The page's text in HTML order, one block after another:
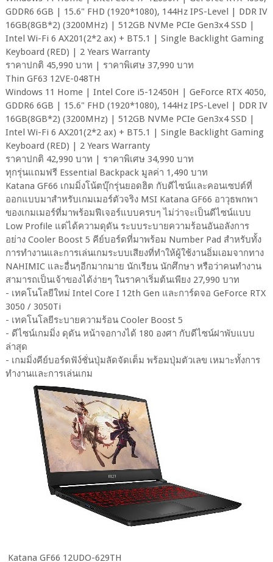
GDDR6 6GB | 15.6" FHD (1920*1080), 144Hz IPS-Level | DDR IV
16GB(8GB*2) (3200MHz) | 512GB NVMe PCIe Gen3x4 SSD |
Intel Wi-Fi 6 AX201(2*2 ax) + BT5.1 | Single Backlight Gaming
Keyboard (RED) | 2 Years Warranty
ราคาปกติ 45,990 บาท | ราคาพิเศษ 37,990 บาท
Thin GF63 12VE-048TH
Windows 11 Home | Intel Core i5-12450H | GeForce RTX 4050,
GDDR6 6GB | 15.6" FHD (1920*1080), 144Hz IPS-Level | DDR IV
16GB(8GB*2) (3200MHz) | 512GB NVMe PCIe Gen3x4 SSD |
Intel Wi-Fi 6 AX201(2*2 ax) + BT5.1 | Single Backlight Gaming
Keyboard (RED) | 2 Years Warranty
ราคาปกติ 42,990 บาท | ราคาพิเศษ 34,990 บาท
ทุกรุ่นแถมฟรี Essential Backpack มูลค่า 1,490 บาท
Katana GF66 เกมมิ่งโน้ตบุ๊กรุ่นยอดฮิต กับดีไซน์และคอนเซปต์ที่
ออกแบบมาสำหรับเกมเมอร์ตัวจริง MSI Katana GF66 อาวุธพกพา
ของเกมเมอร์ที่มาพร้อมฟีเจอร์แบบครบๆ ไม่ว่าจะเป็นดีไซน์แบบ
Low Profile แต่ได้ความดุดัน ระบบระบายความร้อนอันอลังการ
อย่าง Cooler Boost 5 คีย์บอร์ดที่มาพร้อม Number Pad สำหรับทั้ง
การทำงานและการเล่นเกมระบบเสียงที่ทำให้ผู้ใช้งานอิ่มเอมจากทาง
NAHIMIC และอื่นๆอีกมากมาย นักเรียน นักศึกษา หรือว่าคนทำงาน
สามารถเป็นเจ้าของได้ง่ายๆ ในราคาเริ่มต้นเพียง 27,990 บาท
- เทคโนโลยีใหม่ Intel Core I 12th Gen และการ์ดจอ GeForce RTX
3050 / 3050Ti
- เทคโนโลยีระบายความร้อน Cooler Boost 5
- ดีไซน์เกมมิ่ง ดุดัน หน้าจอกางได้ 180 องศา กับดีไซน์ฝาพับแบบ
ล่าสุด
- เกมมิ่งคีย์บอร์ดฟัง์ชั่นปุ่มลัดจัดเต็ม พร้อมปุ่มตัวเลข เหมาะทั้งการ
ทำงานและการเล่นเกม
Katana GF66 12UDO-629TH